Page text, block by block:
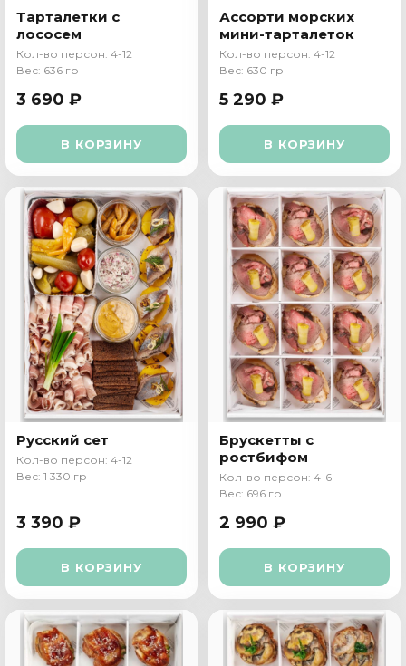
Тарталетки с
лососем
Кол-во персон: 4-12
Вес: 636 гр
3 690 ₽
В КОРЗИНУ
Ассорти морских
мини-тарталеток
Кол-во персон: 4-12
Вес: 630 гр
5 290 ₽
В КОРЗИНУ
Русский сет
Кол-во персон: 4-12
Вес: 1 330 гр
3 390 ₽
В КОРЗИНУ
Брускетты с
ростбифом
Кол-во персон: 4-6
Вес: 696 гр
2 990 ₽
В КОРЗИНУ